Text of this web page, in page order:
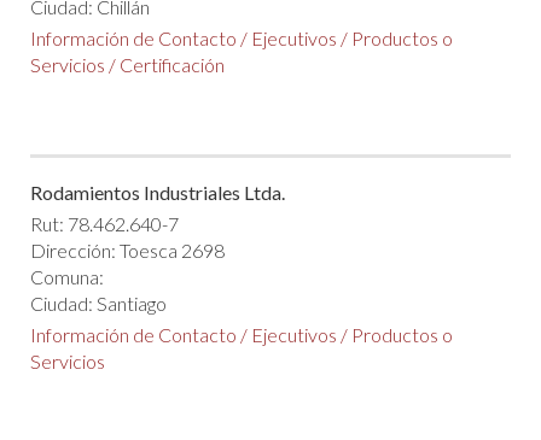
Ciudad: Chillán
Información de Contacto / Ejecutivos / Productos o
Servicios / Certificación
Rodamientos Industriales Ltda.
Rut: 78.462.640-7
Dirección: Toesca 2698
Comuna:
Ciudad: Santiago
Información de Contacto / Ejecutivos / Productos o
Servicios